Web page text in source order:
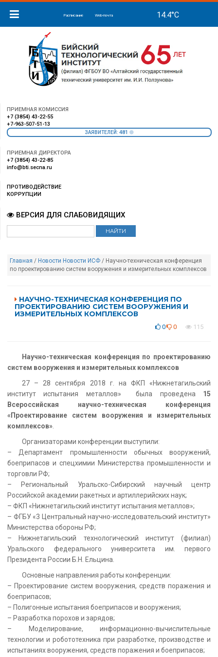
Расписание Web-почта
ПРИЕМНАЯ КОМИССИЯ
+7 (3854) 43-22-55
+7-963-507-51-13
ЗАЯВИТЕЛЕЙ: 481
ПРИЕМНАЯ ДИРЕКТОРА
+7 (3854) 43-22-85
info@bti.secna.ru
ПРОТИВОДЕЙСТВИЕ
КОРРУПЦИИ
ВЕРСИЯ ДЛЯ СЛАБОВИДЯЩИХ
Главная / Новости Новости ИСФ / Научно-техническая конференция
по проектированию систем вооружения и измерительных комплексов
НАУЧНО-ТЕХНИЧЕСКАЯ КОНФЕРЕНЦИЯ ПО
ПРОЕКТИРОВАНИЮ СИСТЕМ ВООРУЖЕНИЯ И
ИЗМЕРИТЕЛЬНЫХ КОМПЛЕКСОВ
0 0 115
Научно-техническая конференция по проектированию
систем вооружения и измерительных комплексов
27 – 28 сентября 2018 г. на ФКП «Нижнетагильский
институт испытания металлов» была проведена 15
Всероссийская научно-техническая конференция
«Проектирование систем вооружения и измерительных
комплексов»
Организаторами конференции выступили:
– Департамент промышленности обычных вооружений,
боеприпасов и спецхимии Министерства промышленности и
торговли РФ;
– Региональный Уральско-Сибирский научный центр
Российской академии ракетных и артиллерийских наук;
– ФКП «Нижнетагильский институт испытания металлов»;
– ФГБУ «3 Центральный научно-исследовательский институт»
Министерства обороны РФ;
– Нижнетагильский технологический институт (филиал)
Уральского федерального университета им. первого
Президента России Б.Н. Ельцина.
Основные направления работы конференции:
– Проектирование систем вооружения, средств поражения и
боеприпасов;
– Полигонные испытания боеприпасов и вооружения;
– Разработка порохов и зарядов;
– Моделирование, информационно-вычислительные
технологии и робототехника при разработке, производстве и
испытаниях вооружения, средств поражения и боеприпасов;